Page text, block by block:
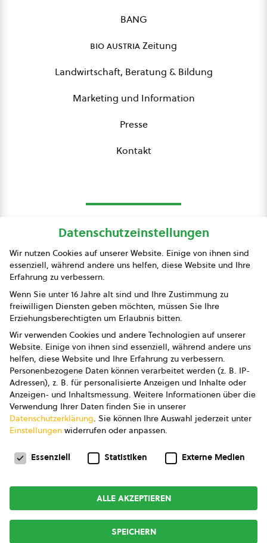
BANG
bio austriaZeitung
Landwirtschaft, Beratung & Bildung
Marketing und Information
Presse
Kontakt
Presse
Impressum
Datenschutz
AGB
AGB Marketing GmbH
AGB Bildung
Newsletter
Copyright © 2026bio austria
Datenschutzeinstellungen
Wir nutzen Cookies auf unserer Website. Einige von ihnen sind
essenziell, während andere uns helfen, diese Website und Ihre
Erfahrung zu verbessern.
Wenn Sie unter 16 Jahre alt sind und Ihre Zustimmung zu
freiwilligen Diensten geben möchten, müssen Sie Ihre
Erziehungsberechtigten um Erlaubnis bitten.
Wir verwenden Cookies und andere Technologien auf unserer
Website. Einige von ihnen sind essenziell, während andere uns
helfen, diese Website und Ihre Erfahrung zu verbessern.
Personenbezogene Daten können verarbeitet werden (z. B. IP-
Adressen), z. B. für personalisierte Anzeigen und Inhalte oder
Anzeigen- und Inhaltsmessung. Weitere Informationen über die
Verwendung Ihrer Daten finden Sie in unserer
Datenschutzerklärung. Sie können Ihre Auswahl jederzeit unter
Einstellungen widerrufen oder anpassen.
Datenschutzeinstellungen
Essenziell Statistiken Externe Medien
ALLE AKZEPTIEREN
SPEICHERN